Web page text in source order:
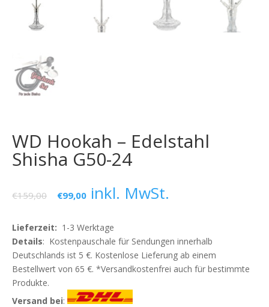
WD Hookah – Edelstahl
Shisha G50-24
€159,00 €99,00 inkl. MwSt.
Lieferzeit: 1-3 Werktage
Details: Kostenpauschale für Sendungen innerhalb
Deutschlands ist 5 €. Kostenlose Lieferung ab einem
Bestellwert von 65 €. *Versandkostenfrei auch für bestimmte
Produkte.
Versand bei: